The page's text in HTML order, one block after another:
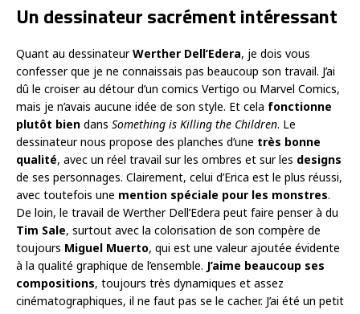
Un dessinateur sacrément intéressant
Quant au dessinateurWerther Dell’Edera, je dois vous
confesser que je ne connaissais pas beaucoup son travail. J’ai
dû le croiser au détour d’un comics Vertigo ou Marvel Comics,
mais je n’avais aucune idée de son style. Et cela fonctionne
plutôt bien dans Something is Killing the Children. Le
dessinateur nous propose des planches d’une très bonne
qualité, avec un réel travail sur les ombres et sur les designs
de ses personnages. Clairement, celui d’Erica est le plus réussi,
avec toutefois une mention spéciale pour les monstres.
De loin, le travail de Werther Dell’Edera peut faire penser à du
Tim Sale, surtout avec la colorisation de son compère de
toujours Miguel Muerto, qui est une valeur ajoutée évidente
à la qualité graphique de l’ensemble. J’aime beaucoup ses
compositions, toujours très dynamiques et assez
cinématographiques, il ne faut pas se le cacher. J’ai été un petit